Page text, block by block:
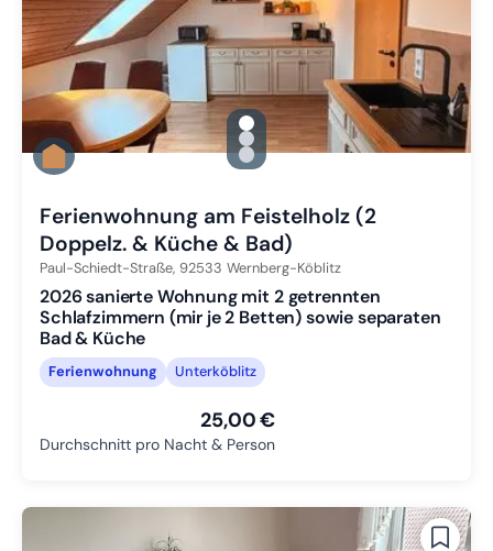
gallery.slide_selector
Zu Slide 1 wechseln
Zu Slide 2 wechseln
Zu Slide 3 wechseln
Ferienwohnung am Feistelholz (2
Doppelz. & Küche & Bad)
Paul-Schiedt-Straße, 92533 Wernberg-Köblitz
2026 sanierte Wohnung mit 2 getrennten
Schlafzimmern (mir je 2 Betten) sowie separaten
Bad & Küche
Ferienwohnung Unterköblitz
25,00 €
Durchschnitt pro Nacht & Person